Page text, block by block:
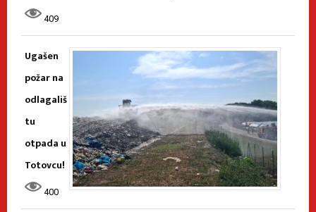
409
Ugašen
požar na
odlagališ
tu
otpada u
Totovcu!
400